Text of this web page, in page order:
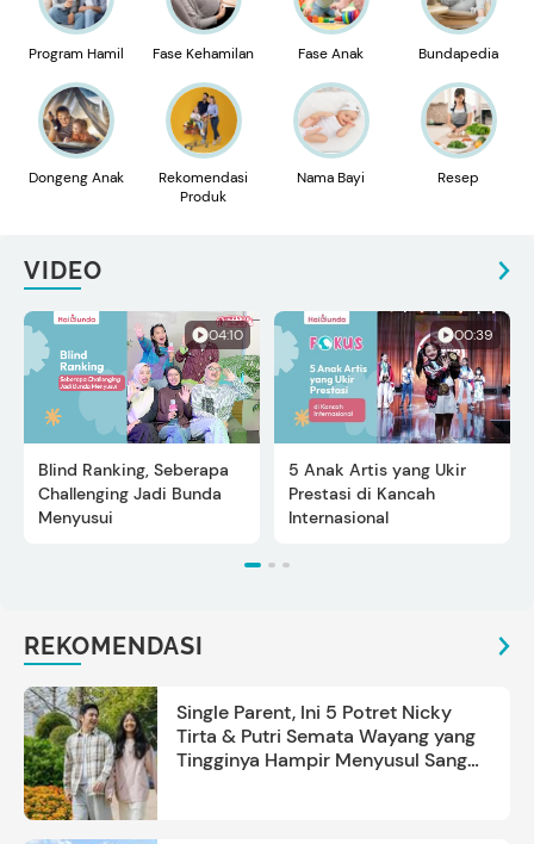
Program Hamil Fase Kehamilan Fase Anak Bundapedia
Dongeng Anak
Rekomendasi
Produk
Nama Bayi Resep
VIDEO
04:10
Blind Ranking, Seberapa
Challenging Jadi Bunda
Menyusui
00:39
5 Anak Artis yang Ukir
Prestasi di Kancah
Internasional
REKOMENDASI
Single Parent, Ini 5 Potret Nicky
Tirta & Putri Semata Wayang yang
Tingginya Hampir Menyusul Sang